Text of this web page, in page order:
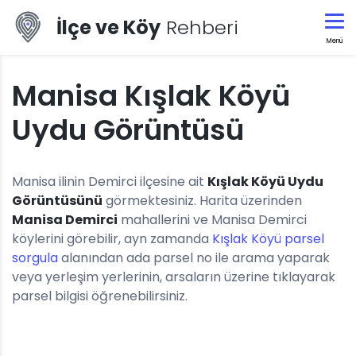
İlçe ve Köy Rehberi
Menü
Manisa Kışlak Köyü
Uydu Görüntüsü
Manisa ilinin Demirci ilçesine ait Kışlak Köyü Uydu
Görüntüsünü görmektesiniz. Harita üzerinden
Manisa Demirci mahallerini ve Manisa Demirci
köylerini görebilir, ayn zamanda Kışlak Köyü parsel
sorgulaalanından ada parsel no ile arama yaparak
veya yerleşim yerlerinin, arsaların üzerine tıklayarak
parsel bilgisi öğrenebilirsiniz.